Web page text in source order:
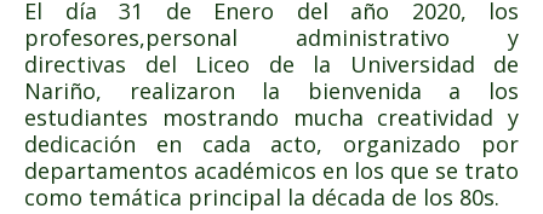
El día 31 de Enero del año 2020, los
profesores,personal administrativo y
directivas del Liceo de la Universidad de
Nariño, realizaron la bienvenida a los
estudiantes mostrando mucha creatividad y
dedicación en cada acto, organizado por
departamentos académicos en los que se trato
como temática principal la década de los 80s.